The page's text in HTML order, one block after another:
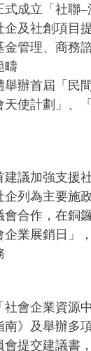
式成立「社聯
企及社創項目
金管理、商務
疇
辦首屆「民
天使計劃」、
建議加強支援
企列為主要施
會合作，在銅
企業展銷日」
社會企業資源
南》及舉辦多
會提交建議書